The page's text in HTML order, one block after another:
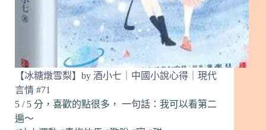
小
說
心
得
｜
現
代
情
【冰糖燉雪梨】by 酒小七｜中國小說心得｜現代
言情 #71
5 / 5 分，喜歡的點很多， 一句話：我可以看第二
遍～